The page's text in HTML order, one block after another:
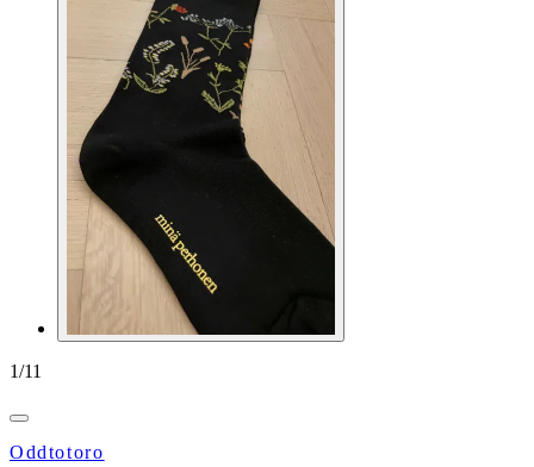
1/11
Oddtotoro